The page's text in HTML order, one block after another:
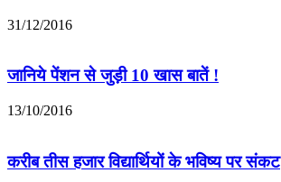
31/12/2016
जानिये पेंशन से जुड़ी 10 खास बातें !
13/10/2016
करीब तीस हजार विद्यार्थियों के भविष्य पर संकट